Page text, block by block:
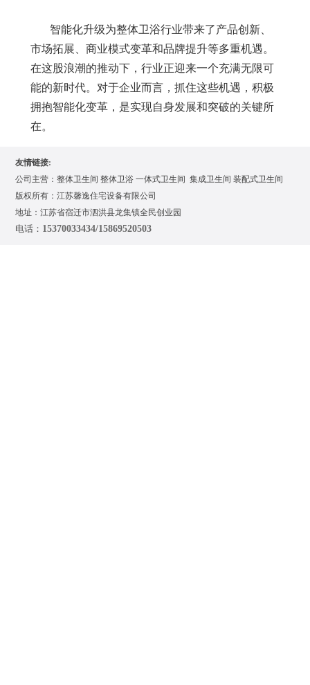
智能化升级为整体卫浴行业带来了产品创新、
市场拓展、商业模式变革和品牌提升等多重机遇。
在这股浪潮的推动下，行业正迎来一个充满无限可
能的新时代。对于企业而言，抓住这些机遇，积极
拥抱智能化变革，是实现自身发展和突破的关键所
在。
友情链接:
公司主营：整体卫生间 整体卫浴 一体式卫生间 集成卫生间 装配式卫生间
版权所有：江苏馨逸住宅设备有限公司
地址：江苏省宿迁市泗洪县龙集镇全民创业园
电话： 15370033434/15869520503